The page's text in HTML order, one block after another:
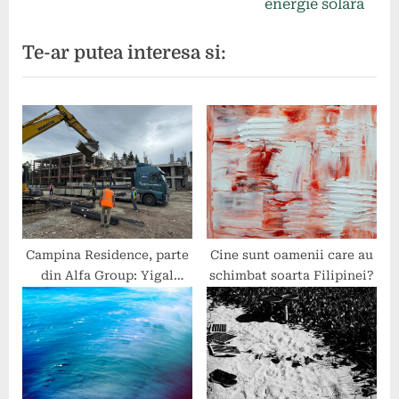
o
u
s
P
o
s
t
:
t
P
o
s
t
:
energie solară
Te-ar putea interesa si:
Campina Residence, parte
din Alfa Group: Yigal
Zohar despre importanța
unui management eficient
al proiectului
Cine sunt oamenii care au
schimbat soarta Filipinei?